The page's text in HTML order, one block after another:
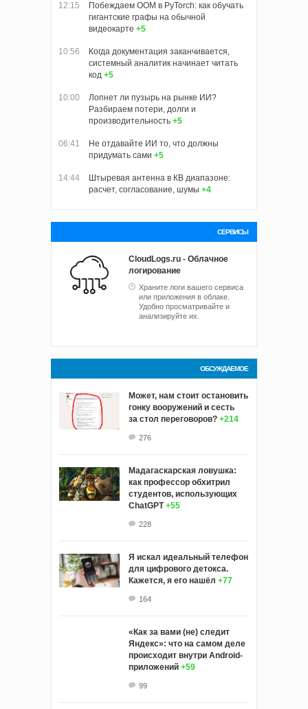
12:15
Побеждаем OOM в PyTorch: как обучать
гигантские графы на обычной
видеокарте +5
10:56
Когда документация заканчивается,
системный аналитик начинает читать
код +5
10:00
Лопнет ли пузырь на рынке ИИ?
Разбираем потери, долги и
производительность +5
06:41
Не отдавайте ИИ то, что должны
придумать сами +5
14:44
Штыревая антенна в КВ диапазоне:
расчет, согласование, шумы +4
СЕРВИСЫ
CloudLogs.ru - Облачное
логирование
Храните логи вашего сервиса
или приложения в облаке.
Удобно просматривайте и
анализируйте их.
ОБСУЖДАЕМОЕ
Может, нам стоит остановить
гонку вооружений и сесть
за стол переговоров? +214
276
Мадагаскарская ловушка:
как профессор обхитрил
студентов, использующих
ChatGPT +55
228
Я искал идеальный телефон
для цифрового детокса.
Кажется, я его нашёл +77
164
«Как за вами (не) следит
Яндекс»: что на самом деле
происходит внутри Android-
приложений +59
99